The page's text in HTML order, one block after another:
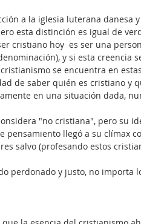
a la iglesia luterana danesa
esta distinción es igual de
cristiano hoy  es ser una
y si esta creencia
se encuentra en
de saber quién es cristiano y
en una situación dada,
"no cristiana", pero su
pensamiento llegó a su clímax
salvo (profesando estos
perdonado y justo, no importa